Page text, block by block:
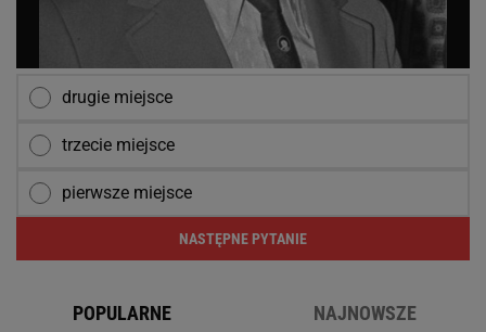
drugie miejsce
trzecie miejsce
pierwsze miejsce
NASTĘPNE PYTANIE
POPULARNE NAJNOWSZE